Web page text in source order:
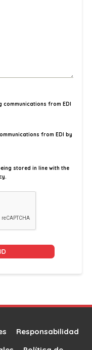
communications from EDI
from EDI by
stored in line with the
Responsabilidad